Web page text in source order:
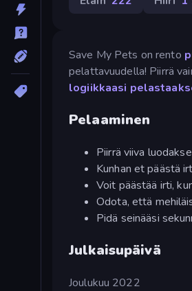
Save My Pets on rento
pelattavuudella! Piirrä
logiikkaasi
Pelaaminen
Piirrä viiva
Kunhan et päästä
Voit päästää irti,
Odota, että
Pidä seinääsi
Julkaisupäivä
Joulukuu 2022